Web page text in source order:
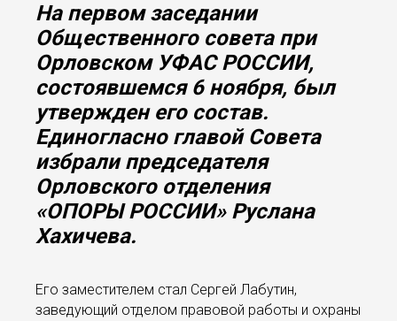
На первом заседании
Общественного совета при
Орловском УФАС РОССИИ,
состоявшемся 6 ноября, был
утвержден его состав.
Единогласно главой Совета
избрали председателя
Орловского отделения
«ОПОРЫ РОССИИ» Руслана
Хахичева.
Его заместителем стал Сергей Лабутин,
заведующий отделом правовой работы и охраны